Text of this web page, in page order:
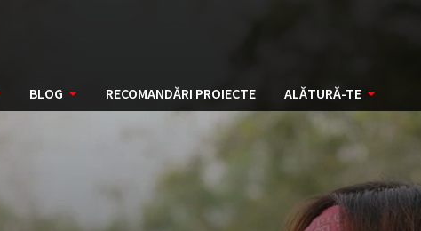
BLOG RECOMANDĂRI PROIECTE ALĂTURĂ-TE